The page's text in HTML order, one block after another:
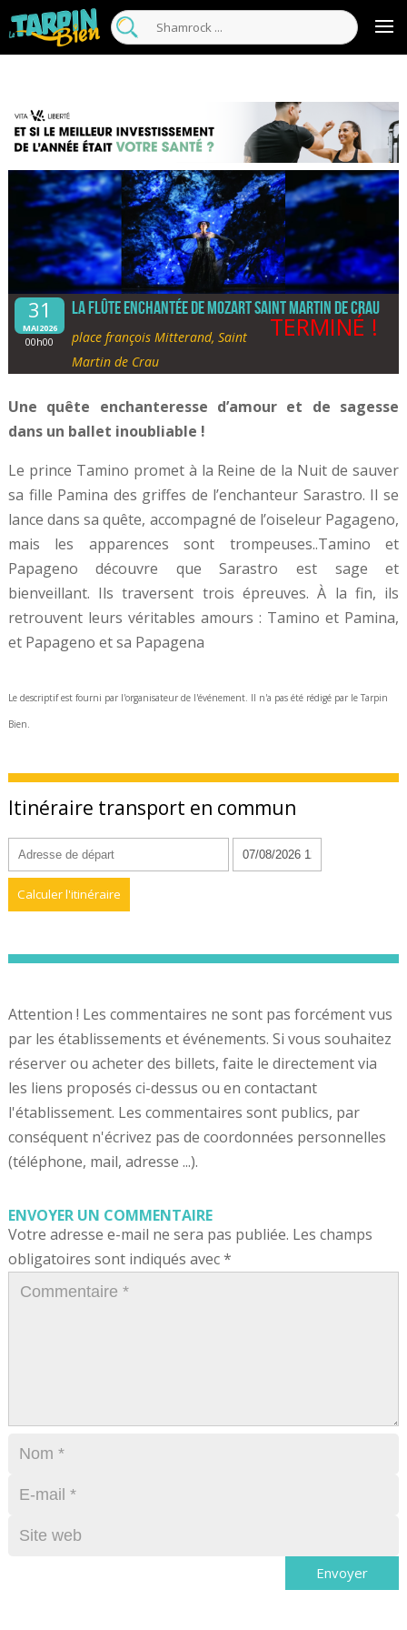
31
MAI2026
00h00
La flûte enchantée de Mozart Saint Martin de Crau
TERMINÉ !
place françois Mitterand, Saint
Martin de Crau
Une quête enchanteresse d’amour et de sagesse
dans un ballet inoubliable !
Le prince Tamino promet à la Reine de la Nuit de sauver
sa fille Pamina des griffes de l’enchanteur Sarastro. Il se
lance dans sa quête, accompagné de l’oiseleur Pagageno,
mais les apparences sont trompeuses..Tamino et
Papageno découvre que Sarastro est sage et
bienveillant. Ils traversent trois épreuves. À la fin, ils
retrouvent leurs véritables amours : Tamino et Pamina,
et Papageno et sa Papagena
Le descriptif est fourni par l'organisateur de l'événement. Il n'a pas été rédigé par le Tarpin
Bien.
Itinéraire transport en commun
Attention ! Les commentaires ne sont pas forcément vus
par les établissements et événements. Si vous souhaitez
réserver ou acheter des billets, faite le directement via
les liens proposés ci-dessus ou en contactant
l'établissement. Les commentaires sont publics, par
conséquent n'écrivez pas de coordonnées personnelles
(téléphone, mail, adresse ...).
ENVOYER UN COMMENTAIRE
Votre adresse e-mail ne sera pas publiée. Les champs
obligatoires sont indiqués avec*